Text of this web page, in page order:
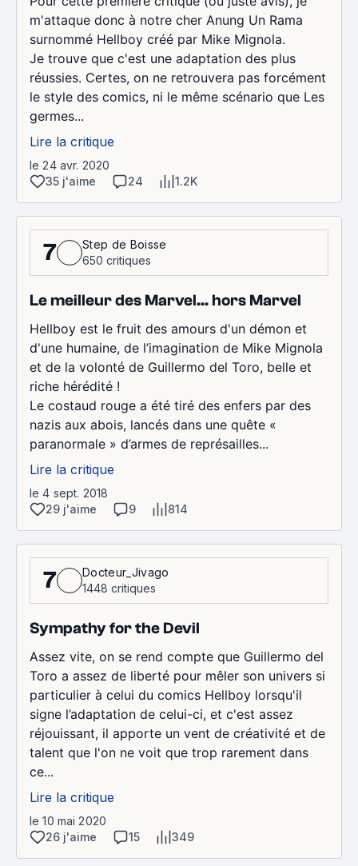
m'attaque donc à notre cher Anung Un Rama
surnommé Hellboy créé par Mike Mignola.
Je trouve que c'est une adaptation des plus
réussies. Certes, on ne retrouvera pas forcément
le style des comics, ni le même scénario que Les
germes...
Lire la critique
le 24 avr. 2020
35 j'aime
24 1.2K
7
Step de Boisse
650 critiques
Le meilleur des Marvel... hors Marvel
Hellboy est le fruit des amours d'un démon et
d'une humaine, de l’imagination de Mike Mignola
et de la volonté de Guillermo del Toro, belle et
riche hérédité !
Le costaud rouge a été tiré des enfers par des
nazis aux abois, lancés dans une quête «
paranormale » d’armes de représailles...
Lire la critique
le 4 sept. 2018
29 j'aime
9 814
7
Docteur_Jivago
1448 critiques
Sympathy for the Devil
Assez vite, on se rend compte que Guillermo del
Toro a assez de liberté pour mêler son univers si
particulier à celui du comics Hellboy lorsqu'il
signe l’adaptation de celui-ci, et c'est assez
réjouissant, il apporte un vent de créativité et de
talent que l'on ne voit que trop rarement dans
ce...
Lire la critique
le 10 mai 2020
26 j'aime
15 349